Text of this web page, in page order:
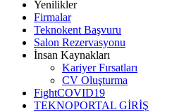
Yenilikler
Firmalar
Teknokent Başvuru
Salon Rezervasyonu
İnsan Kaynakları
Kariyer Fırsatları
CV Oluşturma
FightCOVID19
TEKNOPORTAL GİRİŞ